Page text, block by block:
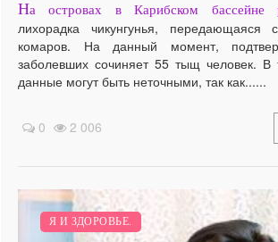
На островах в Карибском бассейне
лихорадка чикунгунья, передающаяся
комаров. На данный момент,
заболевших сочиняет 55 тыщ человек.
данные могут быть неточными, так как......
0 2 006
Я И ЗДОРОВЬЕ.